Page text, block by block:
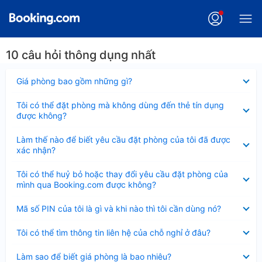
10 câu hỏi thông dụng nhất
Giá phòng bao gồm những gì?
thu
Tôi có thể đặt phòng mà không dùng đến thẻ tín dụng
được không?
thu
gọn
Làm thế nào để biết yêu cầu đặt phòng của tôi đã được
xác nhận?
thu
gọn
Tôi có thể huỷ bỏ hoặc thay đổi yêu cầu đặt phòng của
mình qua Booking.com được không?
thu
gọn
Mã số PIN của tôi là gì và khi nào thì tôi cần dùng nó?
thu
Tôi có thể tìm thông tin liên hệ của chỗ nghỉ ở đâu?
thu
Làm sao để biết giá phòng là bao nhiêu?
thu